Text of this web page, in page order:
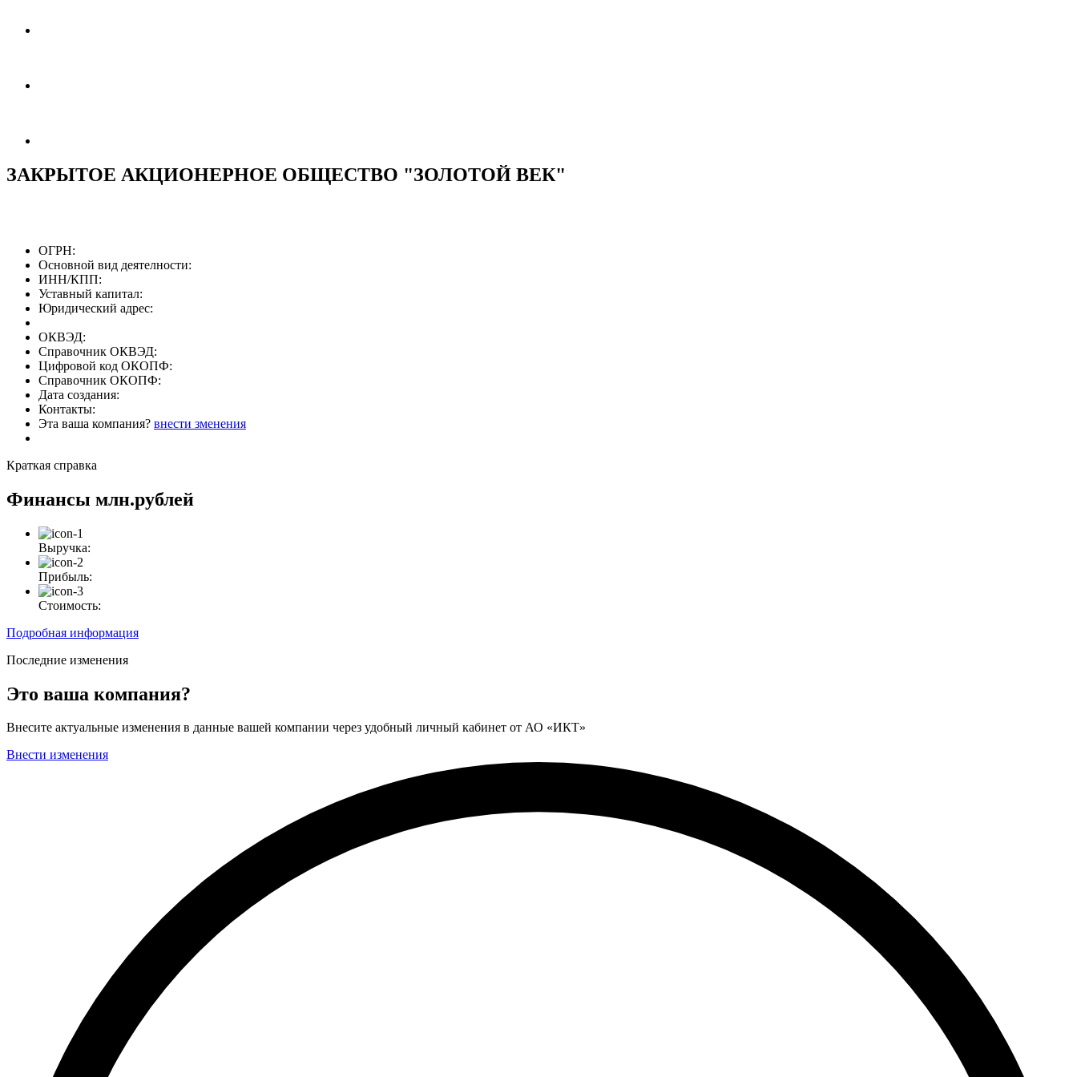
ЗАКРЫТОЕ АКЦИОНЕРНОЕ ОБЩЕСТВО "ЗОЛОТОЙ ВЕК"
ОГРН:
Основной вид деятелности:
ИНН/КПП:
Уставный капитал:
Юридический адрес:
ОКВЭД:
Справочник ОКВЭД:
Цифровой код ОКОПФ:
Справочник ОКОПФ:
Дата создания:
Контакты:
Эта ваша компания? внести зменения
Краткая справка
Финансы млн.рублей
Выручка:
Прибыль:
Стоимость:
Подробная информация
Последние изменения
Это ваша компания?
Внесите актуальные изменения в данные вашей компании через удобный личный кабинет от АО «ИКТ»
Внести изменения